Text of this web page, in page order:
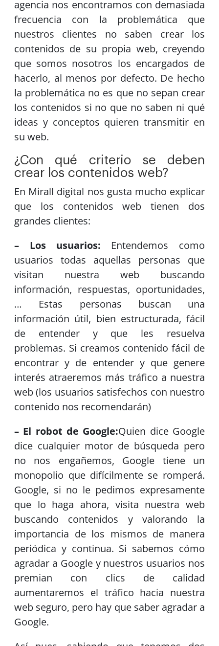
agencia nos encontramos con demasiada
frecuencia con la problemática que
nuestros clientes no saben crear los
contenidos de su propia web, creyendo
que somos nosotros los encargados de
hacerlo, al menos por defecto. De hecho
la problemática no es que no sepan crear
los contenidos si no que no saben ni qué
ideas y conceptos quieren transmitir en
su web.
¿Con qué criterio se deben
crear los contenidos web?
En Mirall digital nos gusta mucho explicar
que los contenidos web tienen dos
grandes clientes:
– Los usuarios: Entendemos como
usuarios todas aquellas personas que
visitan nuestra web buscando
información, respuestas, oportunidades,
… Estas personas buscan una
información útil, bien estructurada, fácil
de entender y que les resuelva
problemas. Si creamos contenido fácil de
encontrar y de entender y que genere
interés atraeremos más tráfico a nuestra
web (los usuarios satisfechos con nuestro
contenido nos recomendarán)
– El robot de Google:Quien dice Google
dice cualquier motor de búsqueda pero
no nos engañemos, Google tiene un
monopolio que difícilmente se romperá.
Google, si no le pedimos expresamente
que lo haga ahora, visita nuestra web
buscando contenidos y valorando la
importancia de los mismos de manera
periódica y continua. Si sabemos cómo
agradar a Google y nuestros usuarios nos
premian con clics de calidad
aumentaremos el tráfico hacia nuestra
web seguro, pero hay que saber agradar a
Google.